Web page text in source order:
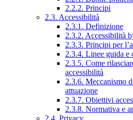
2.2.2. Principi
2.3. Accessibilità
2.3.1. Definizione
2.3.2. Accessibilità
2.3.3. Principi per
2.3.4. Linee guida e
2.3.5. Come
accessibilità
2.3.6. Meccanismo
attuazione
2.3.7. Obiettivi
2.3.8. Normativa e
2.4. Privacy